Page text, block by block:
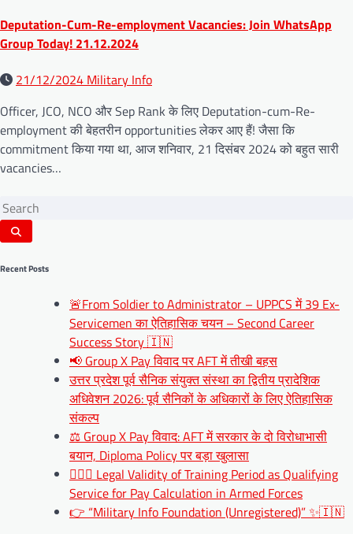
Deputation-Cum-Re-employment Vacancies: Join WhatsApp
Group Today! 21.12.2024
21/12/2024 Military Info
Officer, JCO, NCO और Sep Rank के लिए Deputation-cum-Re-
employment की बेहतरीन opportunities लेकर आए हैं! जैसा कि
commitment किया गया था, आज शनिवार, 21 दिसंबर 2024 को बहुत सारी
vacancies…
Recent Posts
🚨From Soldier to Administrator – UPPCS में 39 Ex-
Servicemen का ऐतिहासिक चयन – Second Career
Success Story 🇮🇳
📢 Group X Pay विवाद पर AFT में तीखी बहस
उत्तर प्रदेश पूर्व सैनिक संयुक्त संस्था का द्वितीय प्रादेशिक
अधिवेशन 2026: पूर्व सैनिकों के अधिकारों के लिए ऐतिहासिक
संकल्प
⚖️ Group X Pay विवाद: AFT में सरकार के दो विरोधाभासी
बयान, Diploma Policy पर बड़ा खुलासा
🧑‍✈️⚖️ Legal Validity of Training Period as Qualifying
Service for Pay Calculation in Armed Forces
👉 “Military Info Foundation (Unregistered)” ✨🇮🇳